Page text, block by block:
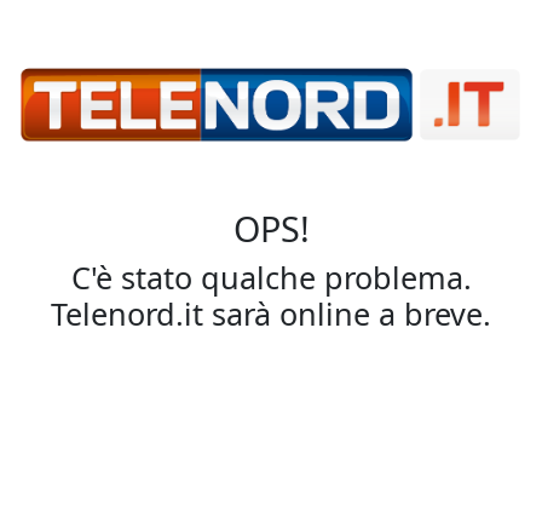
OPS!
C'è stato qualche problema.
Telenord.it sarà online a breve.